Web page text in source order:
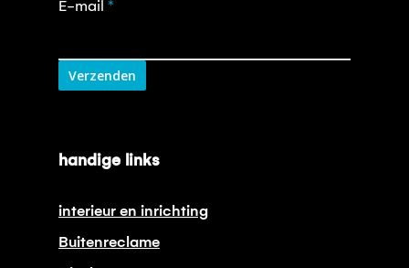
E-mail *
Verzenden
handige links
interieur en inrichting
Buitenreclame